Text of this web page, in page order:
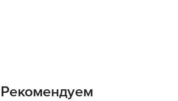
Рекомендуем